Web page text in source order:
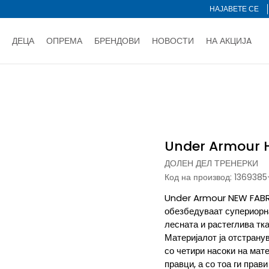
НАЈАВЕТЕ СЕ
ДЕЦА ОПРЕМА БРЕНДОВИ НОВОСТИ НА АКЦИЈA
Under Armour
ДОЛЕН ДЕЛ ТРЕНЕРКИ
Код на производ:
Under Armour NEW
обезбедуваат
лесната и растеглива
Материјалот ја
со четири насоки на
правци, а со тоа ги